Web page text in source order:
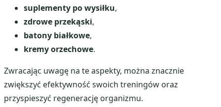
suplementy po wysiłku,
zdrowe przekąski,
batony białkowe,
kremy orzechowe.
Zwracając uwagę na te aspekty, można znacznie
zwiększyć efektywność swoich treningów oraz
przyspieszyć regenerację organizmu.